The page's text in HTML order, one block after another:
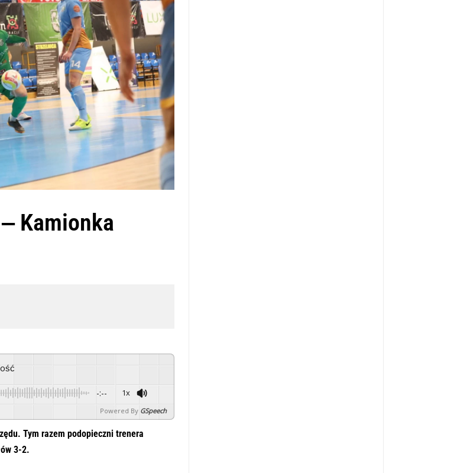
Kamionka
-:-- 1x
Powered By GSpeech
Tym razem podopieczni trenera
3-2.